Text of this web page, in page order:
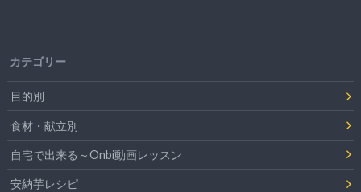
カテゴリー
目的別
食材・献立別
自宅で出来る～Onbi動画レッスン
安納芋レシピ